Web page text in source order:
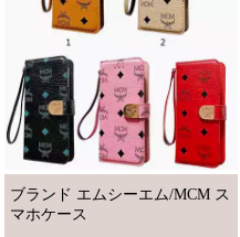
ブランド エムシーエム/MCM ス
マホケース